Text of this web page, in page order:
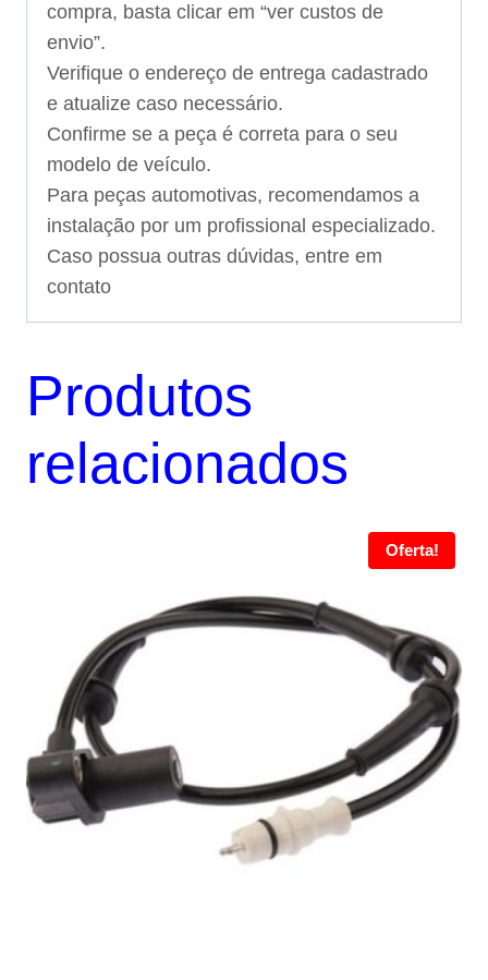
compra, basta clicar em “ver custos de
envio”.
Verifique o endereço de entrega cadastrado
e atualize caso necessário.
Confirme se a peça é correta para o seu
modelo de veículo.
Para peças automotivas, recomendamos a
instalação por um profissional especializado.
Caso possua outras dúvidas, entre em
contato
Produtos
relacionados
Oferta!